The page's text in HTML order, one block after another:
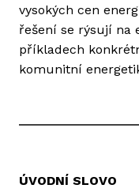
vysokých cen
řešení se rýsují na
příkladech
komunitní
ÚVODNÍ SLOVO